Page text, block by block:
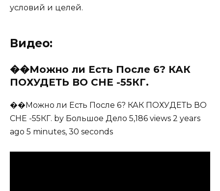
условий и целей.
Видео:
��Можно ли Есть После 6? КАК
ПОХУДЕТЬ ВО СНЕ -55КГ.
��Можно ли Есть После 6? КАК ПОХУДЕТЬ ВО
СНЕ -55КГ. by Большое Дело 5,186 views 2 years
ago 5 minutes, 30 seconds